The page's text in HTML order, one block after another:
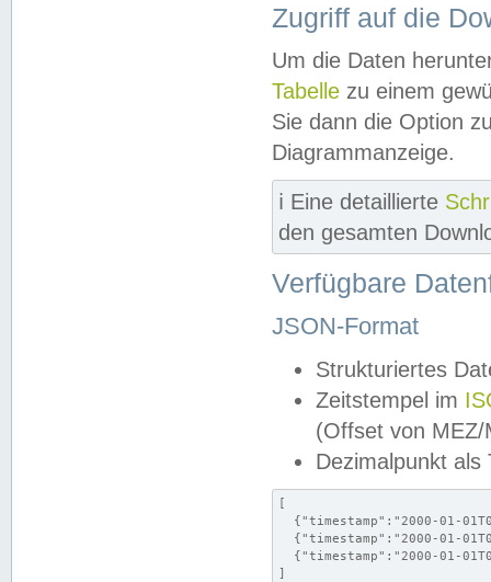
Zugriff auf die
Um die Daten
Tabelle zu einem
Sie dann die Option
Diagrammanzeige.
ℹ️ Eine detaillierte
den gesamten
Verfügbare
JSON-Format
Strukturiertes
Zeitstempel im
(Offset von MEZ/
Dezimalpunkt als
[
{"timestamp":"2000-01-
{"timestamp":"2000-01-
{"timestamp":"2000-01-
]